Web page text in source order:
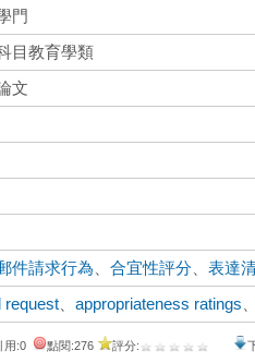
門
目教育學類
文
件請求行為 、合宜性評分 、表達
request 、appropriateness ratings
用:0 點閱:276 評分: